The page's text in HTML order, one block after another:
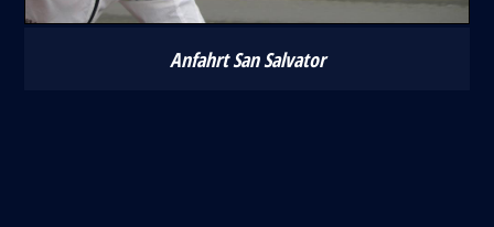
Anfahrt San Salvator